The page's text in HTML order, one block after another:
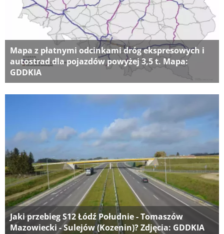
Mapa z płatnymi odcinkami dróg ekspresowych i
autostrad dla pojazdów powyżej 3,5 t. Mapa:
GDDKIA
Jaki przebieg S12 Łódź Południe - Tomaszów
Mazowiecki - Sulejów (Kozenin)? Zdjęcia: GDDKIA